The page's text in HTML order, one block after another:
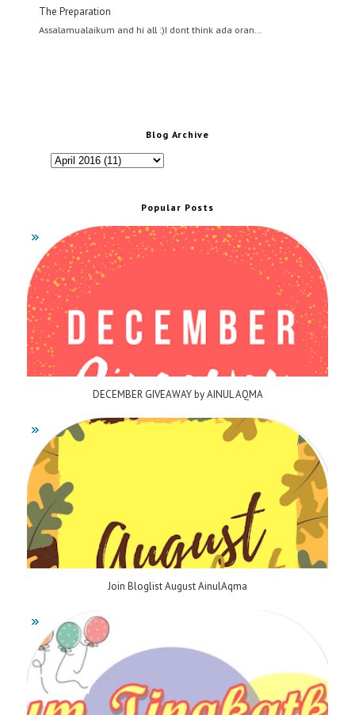
The Preparation
Assalamualaikum and hi all :)I dont think ada oran…
Blog Archive
Popular Posts
DECEMBER GIVEAWAY by AINUL AQMA
Join Bloglist August AinulAqma